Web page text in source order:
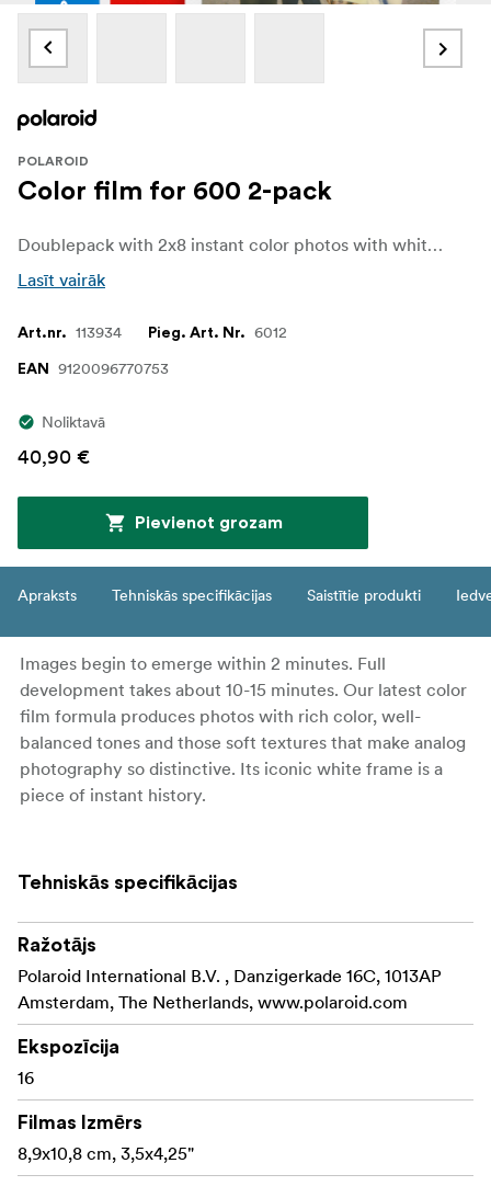
POLAROID
Color film for 600 2-pack
Doublepack with 2x8 instant color photos with white frames. For use in Polaroid 600-type cameras and I-type cameras.
Lasīt vairāk
Art.nr. 113934 Pieg. Art. Nr. 6012
EAN 9120096770753
Noliktavā
40,90 €
Pievienot grozam
Apraksts Tehniskās specifikācijas Saistītie produkti
Images begin to emerge within 2 minutes. Full
development takes about 10-15 minutes. Our latest color
film formula produces photos with rich color, well-
balanced tones and those soft textures that make analog
photography so distinctive. Its iconic white frame is a
piece of instant history.
Tehniskās specifikācijas
Ražotājs
Polaroid International B.V. , Danzigerkade 16C, 1013AP
Amsterdam, The Netherlands, www.polaroid.com
Ekspozīcija
16
Filmas Izmērs
8,9x10,8 cm, 3,5x4,25"